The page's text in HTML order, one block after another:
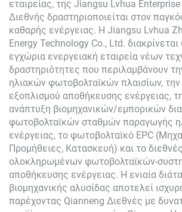
εταιρείας, της Jiangsu Lvhua
Διεθνής δραστηριοποιείται στον
καθαρής ενέργειας. Η Jiangsu Lvhua
Energy Technology Co., Ltd.
εγχώρια ενεργειακή εταιρεία νέων
δραστηριότητες που περιλαμβάνουν
ηλιακών φωτοβολταϊκών πλαισίων,
εξοπλισμού αποθήκευσης ενέργειας,
ανάπτυξη βιομηχανικών/εμπορικών
φωτοβολταϊκών σταθμών παραγωγής
ενέργειας, το φωτοβολταϊκό EPC
Προμήθειες, Κατασκευή) και το
ολοκληρωμένων φωτοβολταϊκών-
αποθήκευσης ενέργειας. Η ενιαία
βιομηχανικής αλυσίδας αποτελεί
παρέχοντας Qianneng Διεθνές με